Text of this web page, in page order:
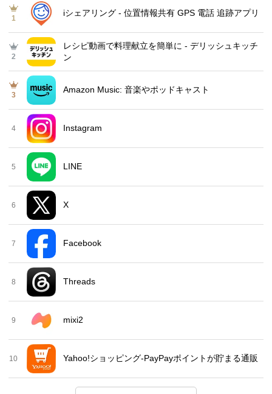
1
iシェアリング - 位置情報共有 GPS 電話 追跡アプリ
2
レシピ動画で料理献立を簡単‪に - デリッシュキッチ
ン
3
Amazon Music: 音楽やポッドキャスト
4 Instagram
5 LINE
6 X
7 Facebook
8 Threads
9 mixi2
10 Yahoo!ショッピング-PayPayポイントが貯まる通販